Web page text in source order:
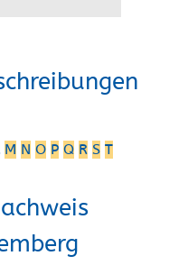
M N O P Q R S T